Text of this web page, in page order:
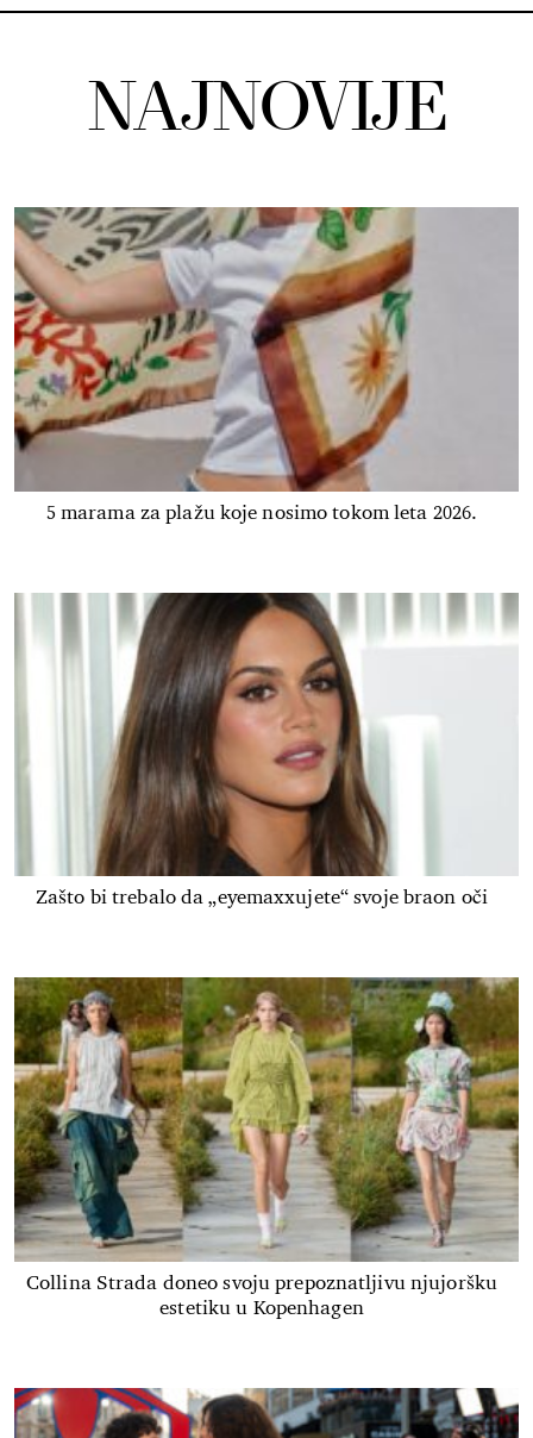
NAJNOVIJE
5 marama za plažu koje nosimo tokom leta 2026.
Zašto bi trebalo da „eyemaxxujete“ svoje braon oči
Collina Strada doneo svoju prepoznatljivu njujoršku
estetiku u Kopenhagen